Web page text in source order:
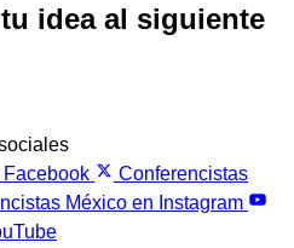
idea al siguiente
Conferencistas
México en Instagram